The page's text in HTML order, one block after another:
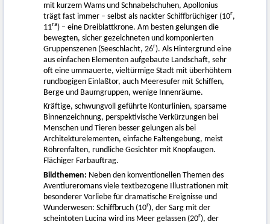
mit kurzem Wams und Schnabelschuhen, Apollonius
trägt fast immer – selbst als nackter Schiffbrüchiger (10r,
11ra) – eine Dreiblattkrone. Am besten gelungen die
bewegten, sicher gezeichneten und komponierten
Gruppenszenen (Seeschlacht, 26r). Als Hintergrund eine
aus einfachen Elementen aufgebaute Landschaft, sehr
oft eine ummauerte, vieltürmige Stadt mit überhöhtem
rundbogigen Einlaßtor, auch Meeresufer mit Schiffen,
Berge und Baumgruppen, wenige Innenräume.
Kräftige, schwungvoll geführte Konturlinien, sparsame
Binnenzeichnung, perspektivische Verkürzungen bei
Menschen und Tieren besser gelungen als bei
Architekturelementen, einfache Faltengebung, meist
Röhrenfalten, rundliche Gesichter mit Knopfaugen.
Flächiger Farbauftrag.
Bildthemen: Neben den konventionellen Themen des
Aventiureromans viele textbezogene Illustrationen mit
besonderer Vorliebe für dramatische Ereignisse und
Wunderwesen: Schiffbruch (10r), der Sarg mit der
scheintoten Lucina wird ins Meer gelassen (20r), der